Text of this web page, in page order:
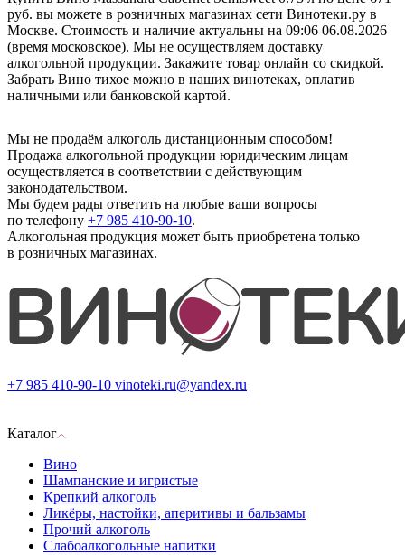
руб. вы можете в розничных магазинах сети Винотеки.ру в
Москве. Стоимость и наличие актуальны на 09:06 06.08.2026
(время московское). Мы не осуществляем доставку
алкогольной продукции. Закажите товар онлайн со скидкой.
Забрать Вино тихое можно в наших винотеках, оплатив
наличными или банковской картой.
Мы не продаём алкоголь дистанционным способом!
Продажа алкогольной продукции юридическим лицам
осуществляется в соответствии с действующим
законодательством.
Мы будем рады ответить на любые ваши вопросы
по телефону +7 985 410-90-10.
Алкогольная продукция может быть приобретена только
в розничных магазинах.
+7 985 410-90-10 vinoteki.ru@yandex.ru
Каталог
Вино
Шампанские и игристые
Крепкий алкоголь
Ликёры, настойки, аперитивы и бальзамы
Прочий алкоголь
Слабоалкогольные напитки